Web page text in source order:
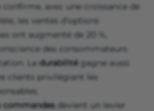
confirme, avec une croissance de
les ventes d'options
ont augmenté de 20 %,
des consommateurs
La durabilitégagne aussi
clients privilégiant les
commandes devient un levier